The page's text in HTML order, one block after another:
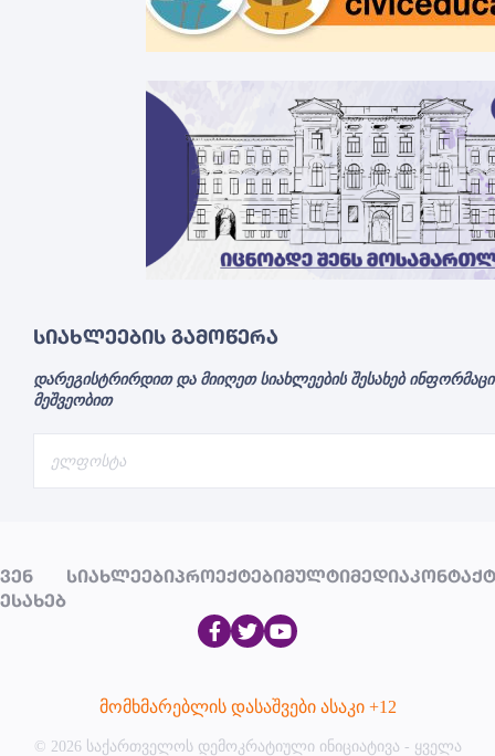
ᲡᲘᲐᲮᲚᲔᲔᲑᲘᲡ ᲒᲐᲛᲝᲬᲔᲠᲐ
დარეგისტრირდით და მიიღეთ სიახლეების შესახებ
მეშვეობით
ᲡᲘᲐᲮᲚᲔᲔᲑᲘᲞᲠᲝᲔᲥᲢᲔᲑᲘᲛᲣᲚᲢᲘᲛᲔᲓᲘᲐ
მომხმარებლის დასაშვები ასაკი +12
© 2026 საქართველოს დემოკრატიული ინიციატივა - ყველა